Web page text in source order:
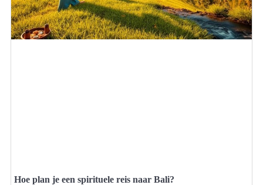
Hoe plan je een spirituele reis naar Bali?